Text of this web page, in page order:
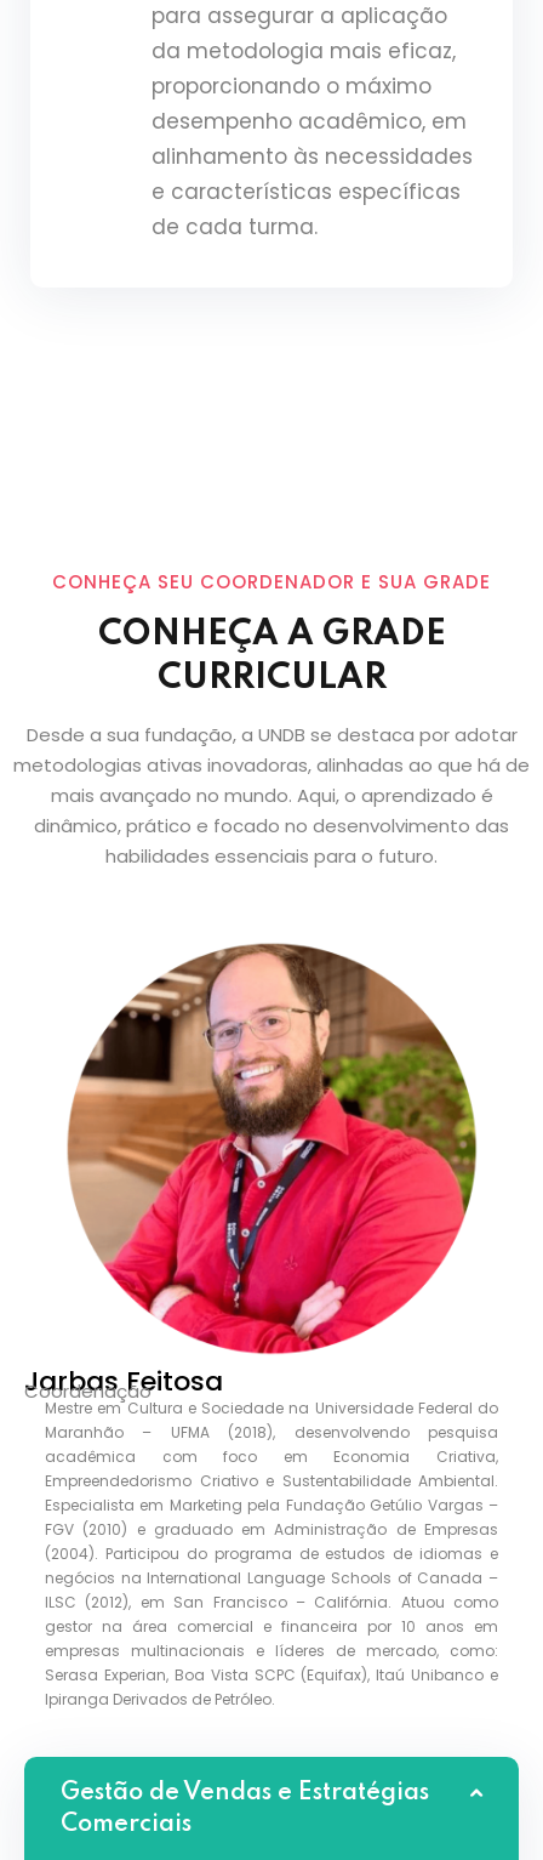
para assegurar a aplicação
da metodologia mais eficaz,
proporcionando o máximo
desempenho acadêmico, em
alinhamento às necessidades
e características específicas
de cada turma.
CONHEÇA SEU COORDENADOR E SUA GRADE
CONHEÇA A GRADE
CURRICULAR
Desde a sua fundação, a UNDB se destaca por adotar
metodologias ativas inovadoras, alinhadas ao que há de
mais avançado no mundo. Aqui, o aprendizado é
dinâmico, prático e focado no desenvolvimento das
habilidades essenciais para o futuro.
Jarbas Feitosa
Coordenação
Mestre em Cultura e Sociedade na Universidade Federal do
Maranhão – UFMA (2018), desenvolvendo pesquisa
acadêmica com foco em Economia Criativa,
Empreendedorismo Criativo e Sustentabilidade Ambiental.
Especialista em Marketing pela Fundação Getúlio Vargas –
FGV (2010) e graduado em Administração de Empresas
(2004). Participou do programa de estudos de idiomas e
negócios na International Language Schools of Canada –
ILSC (2012), em San Francisco – Califórnia. Atuou como
gestor na área comercial e financeira por 10 anos em
empresas multinacionais e líderes de mercado, como:
Serasa Experian, Boa Vista SCPC (Equifax), Itaú Unibanco e
Ipiranga Derivados de Petróleo.
Gestão de Vendas e Estratégias
Comerciais